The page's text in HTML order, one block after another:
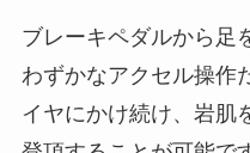
ブレーキペダルから足
わずかなアクセル操作
イヤにかけ続け、岩肌